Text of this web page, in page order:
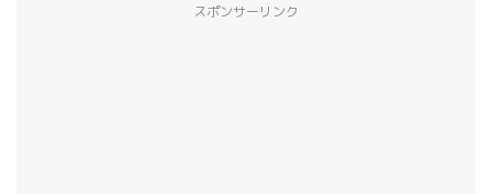
スポンサーリンク